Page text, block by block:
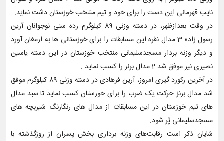
نایب قهرمانی این دست را برای خود و تیم منتخب خوزستان دشت نماید.
در وقت بعدازظهر، در دسته وزنی 89 کیلوگرم رده سنی نوجوانان آرین
رسول زاده 3 مدال نقره این مسابقات را برای خوزستانی ها به ارمغان آورد
و دیگر وزنه بردار مسجدسلیمانی منتخب خوزستان در این دسته یاسین
نصیری نیز موفق شد 2 مدال برنز را کسب نماید .
در آخرین رکورد گیری امروز، آرین فرهادی در دسته وزنی 89 کیلوگرم موفق
شد مدال برنز حرکت یک ضرب را برای خوزستان کسب نماید تا سبد مدال
های تیم خوزستان در این مسابقات از مدال های رنگارنگ شیربچه های
مسجدسلیمانی پُر شود.
شایان ذکر است رقابت‌های وزنه برداری بخش پسران از روزگذشته با